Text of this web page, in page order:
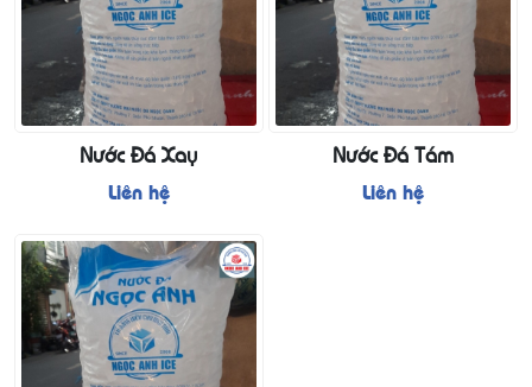
Nước Đá Xay
Liên hệ
Nước Đá Tám
Liên hệ